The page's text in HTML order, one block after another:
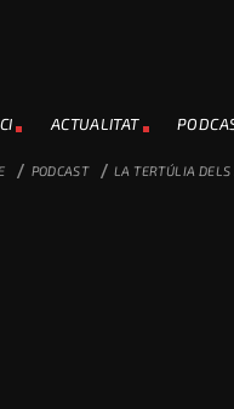
ACTUALITAT
/ PODCAST / LA TERTÚLIA DELS